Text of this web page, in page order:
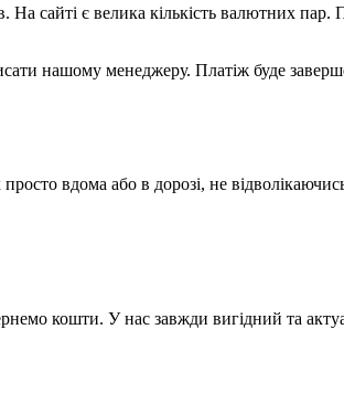
сайті є велика кількість валютних
нашому менеджеру. Платіж буде
вдома або в дорозі, не
кошти. У нас завжди вигідний та